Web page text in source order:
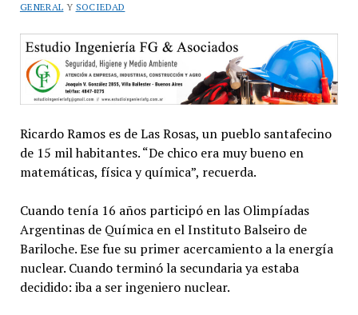
GENERAL Y SOCIEDAD
Ricardo Ramos es de Las Rosas, un pueblo santafecino
de 15 mil habitantes. “De chico era muy bueno en
matemáticas, física y química”, recuerda.
Cuando tenía 16 años participó en las Olimpíadas
Argentinas de Química en el Instituto Balseiro de
Bariloche. Ese fue su primer acercamiento a la energía
nuclear. Cuando terminó la secundaria ya estaba
decidido: iba a ser ingeniero nuclear.